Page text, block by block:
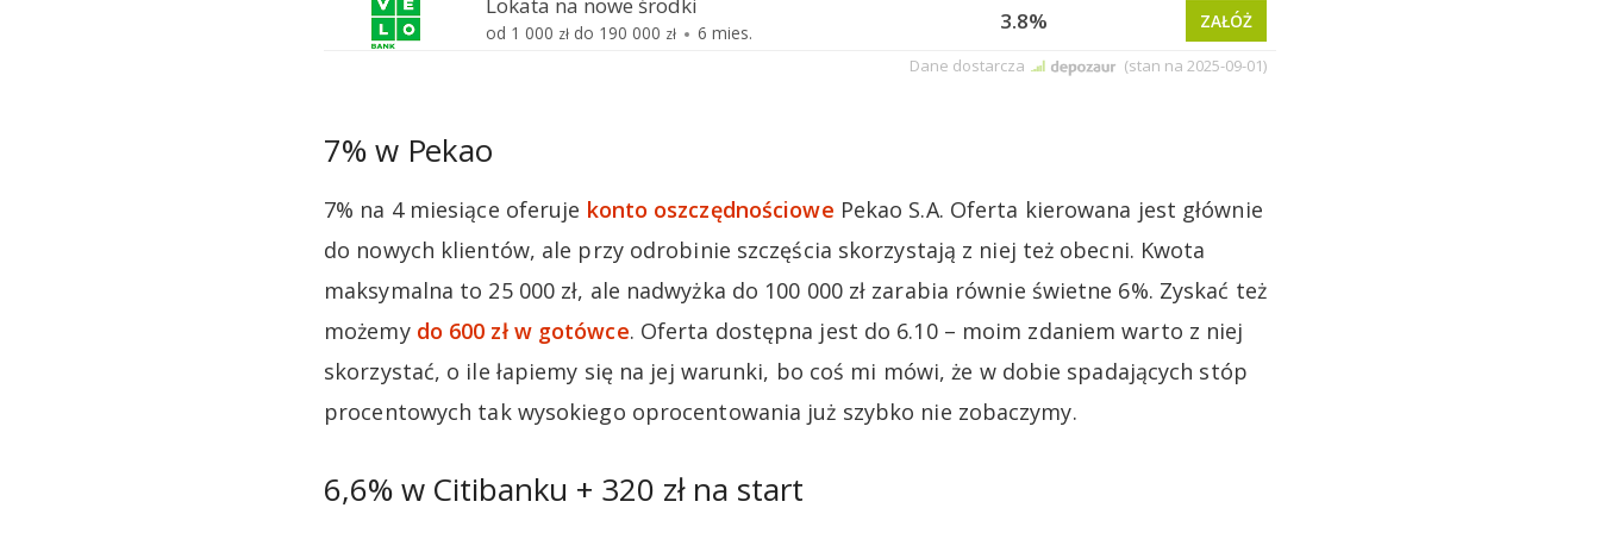
7% w Pekao
7% na 4 miesiące oferuje konto oszczędnościowe Pekao S.A. Oferta kierowana jest głównie
do nowych klientów, ale przy odrobinie szczęścia skorzystają z niej też obecni. Kwota
maksymalna to 25 000 zł, ale nadwyżka do 100 000 zł zarabia równie świetne 6%. Zyskać też
możemy do 600 zł w gotówce. Oferta dostępna jest do 6.10 – moim zdaniem warto z niej
skorzystać, o ile łapiemy się na jej warunki, bo coś mi mówi, że w dobie spadających stóp
procentowych tak wysokiego oprocentowania już szybko nie zobaczymy.
6,6% w Citibanku + 320 zł na start